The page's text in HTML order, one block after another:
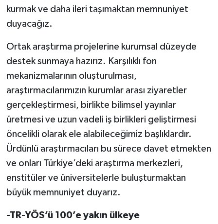
kurmak ve daha ileri taşımaktan memnuniyet
duyacağız.
Ortak araştırma projelerine kurumsal düzeyde
destek sunmaya hazırız. Karşılıklı fon
mekanizmalarının oluşturulması,
araştırmacılarımızın kurumlar arası ziyaretler
gerçekleştirmesi, birlikte bilimsel yayınlar
üretmesi ve uzun vadeli iş birlikleri geliştirmesi
öncelikli olarak ele alabileceğimiz başlıklardır.
Ürdünlü araştırmacıları bu sürece davet etmekten
ve onları Türkiye’deki araştırma merkezleri,
enstitüler ve üniversitelerle buluşturmaktan
büyük memnuniyet duyarız.
-TR-YÖS’ü 100’e yakın ülkeye